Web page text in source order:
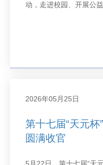
动，走进校园、开展公
2026年05月25日
第十七届“天元
圆满收官